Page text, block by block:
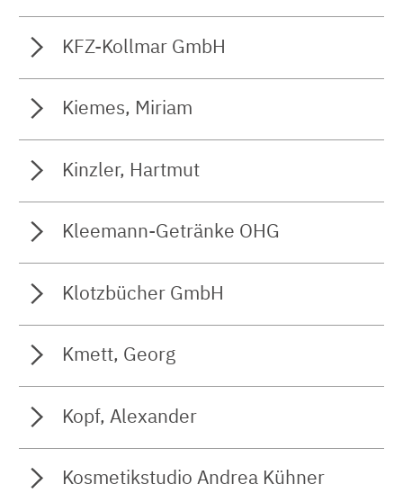
KFZ-Kollmar GmbH
Kiemes, Miriam
Kinzler, Hartmut
Kleemann-Getränke OHG
Klotzbücher GmbH
Kmett, Georg
Kopf, Alexander
Kosmetikstudio Andrea Kühner